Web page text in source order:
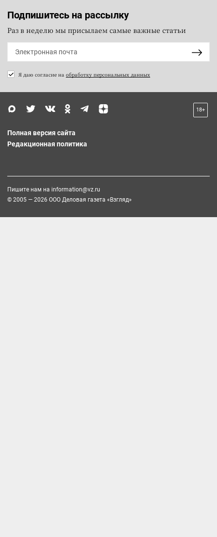
Подпишитесь на рассылку
Раз в неделю мы присылаем самые важные статьи
Я даю согласие на обработку персональных данных
18+
Полная версия сайта
Редакционная политика
Пишите нам на information@vz.ru
© 2005 — 2026 ООО Деловая газета «Взгляд»